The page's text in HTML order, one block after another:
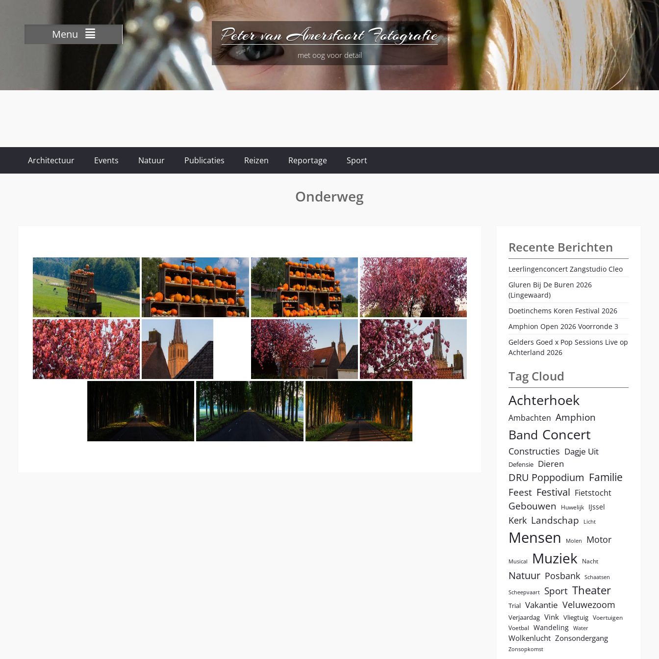
Menu Peter van Amersfoort Fotografie
met oog voor detail
Architectuur Events Natuur Publicaties Reizen Reportage Sport
Onderweg
Recente Berichten
Leerlingenconcert Zangstudio Cleo
Gluren Bij De Buren 2026
(Lingewaard)
Doetinchems Koren Festival 2026
Amphion Open 2026 Voorronde 3
Gelders Goed x Pop Sessions Live op
Achterland 2026
Tag Cloud
Achterhoek
Ambachten Amphion
Band Concert
Constructies Dagje Uit
Defensie Dieren
DRU Poppodium Familie
Feest Festival Fietstocht
Gebouwen Huwelijk IJssel
Kerk Landschap Licht
Mensen Molen Motor
Musical Muziek Nacht
Natuur Posbank Schaatsen
Scheepvaart Sport Theater
Trial Vakantie Veluwezoom
Verjaardag Vink Vliegtuig Voertuigen
Voetbal
Wandeling Water
Wolkenlucht Zonsondergang
Zonsopkomst